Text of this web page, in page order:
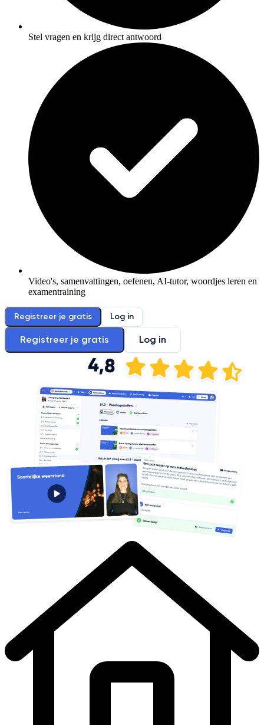
Stel vragen en krijg direct antwoord
Video's, samenvattingen, oefenen, AI-tutor, woordjes leren en
examentraining
Registreer je gratis Log in
Registreer je gratis Log in